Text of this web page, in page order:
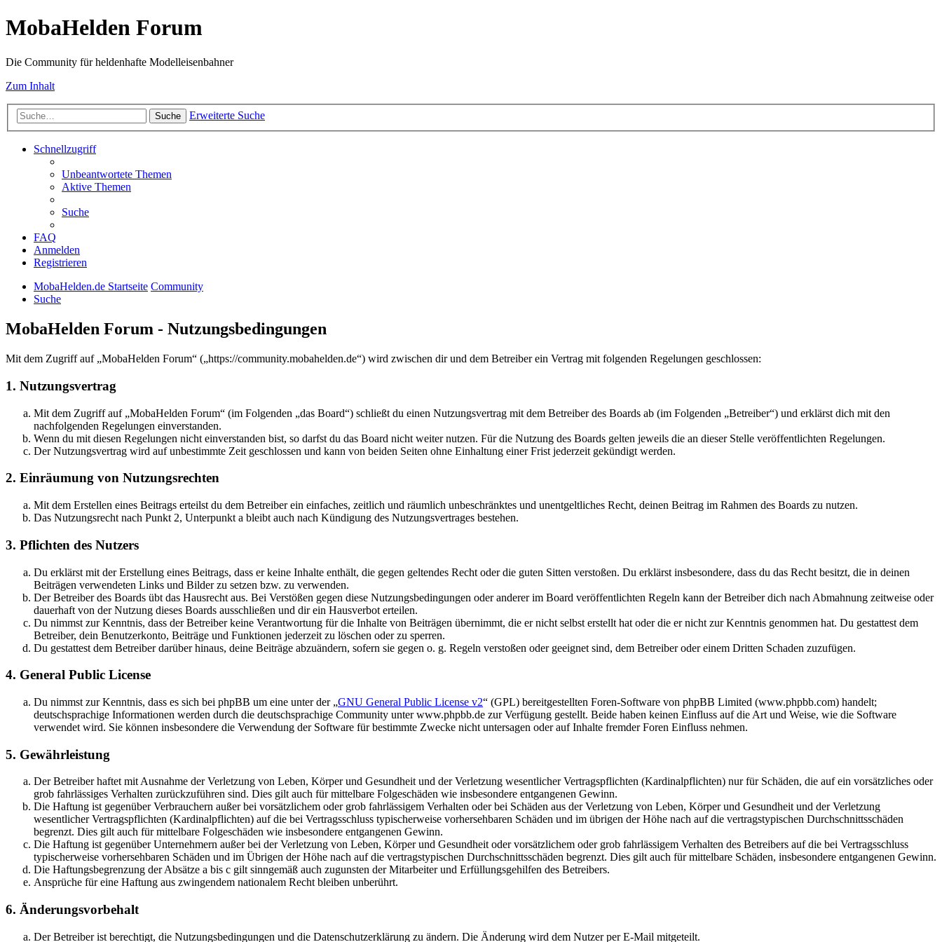
MobaHelden Forum
Die Community für heldenhafte Modelleisenbahner
Zum Inhalt
Suche Erweiterte Suche
Schnellzugriff
Unbeantwortete Themen
Aktive Themen
Suche
FAQ
Anmelden
Registrieren
MobaHelden.de Startseite Community
Suche
MobaHelden Forum - Nutzungsbedingungen
Mit dem Zugriff auf „MobaHelden Forum“ („https://community.mobahelden.de“) wird zwischen dir und dem Betreiber ein Vertrag mit folgenden Regelungen geschlossen:
1. Nutzungsvertrag
Mit dem Zugriff auf „MobaHelden Forum“ (im Folgenden „das Board“) schließt du einen Nutzungsvertrag mit dem Betreiber des Boards ab (im Folgenden „Betreiber“) und erklärst dich mit den
nachfolgenden Regelungen einverstanden.
Wenn du mit diesen Regelungen nicht einverstanden bist, so darfst du das Board nicht weiter nutzen. Für die Nutzung des Boards gelten jeweils die an dieser Stelle veröffentlichten Regelungen.
Der Nutzungsvertrag wird auf unbestimmte Zeit geschlossen und kann von beiden Seiten ohne Einhaltung einer Frist jederzeit gekündigt werden.
2. Einräumung von Nutzungsrechten
Mit dem Erstellen eines Beitrags erteilst du dem Betreiber ein einfaches, zeitlich und räumlich unbeschränktes und unentgeltliches Recht, deinen Beitrag im Rahmen des Boards zu nutzen.
Das Nutzungsrecht nach Punkt 2, Unterpunkt a bleibt auch nach Kündigung des Nutzungsvertrages bestehen.
3. Pflichten des Nutzers
Du erklärst mit der Erstellung eines Beitrags, dass er keine Inhalte enthält, die gegen geltendes Recht oder die guten Sitten verstoßen. Du erklärst insbesondere, dass du das Recht besitzt, die in deinen
Beiträgen verwendeten Links und Bilder zu setzen bzw. zu verwenden.
Der Betreiber des Boards übt das Hausrecht aus. Bei Verstößen gegen diese Nutzungsbedingungen oder anderer im Board veröffentlichten Regeln kann der Betreiber dich nach Abmahnung zeitweise oder
dauerhaft von der Nutzung dieses Boards ausschließen und dir ein Hausverbot erteilen.
Du nimmst zur Kenntnis, dass der Betreiber keine Verantwortung für die Inhalte von Beiträgen übernimmt, die er nicht selbst erstellt hat oder die er nicht zur Kenntnis genommen hat. Du gestattest dem
Betreiber, dein Benutzerkonto, Beiträge und Funktionen jederzeit zu löschen oder zu sperren.
Du gestattest dem Betreiber darüber hinaus, deine Beiträge abzuändern, sofern sie gegen o. g. Regeln verstoßen oder geeignet sind, dem Betreiber oder einem Dritten Schaden zuzufügen.
4. General Public License
Du nimmst zur Kenntnis, dass es sich bei phpBB um eine unter der „GNU General Public License v2“ (GPL) bereitgestellten Foren-Software von phpBB Limited (www.phpbb.com) handelt;
deutschsprachige Informationen werden durch die deutschsprachige Community unter www.phpbb.de zur Verfügung gestellt. Beide haben keinen Einfluss auf die Art und Weise, wie die Software
verwendet wird. Sie können insbesondere die Verwendung der Software für bestimmte Zwecke nicht untersagen oder auf Inhalte fremder Foren Einfluss nehmen.
5. Gewährleistung
Der Betreiber haftet mit Ausnahme der Verletzung von Leben, Körper und Gesundheit und der Verletzung wesentlicher Vertragspflichten (Kardinalpflichten) nur für Schäden, die auf ein vorsätzliches oder
grob fahrlässiges Verhalten zurückzuführen sind. Dies gilt auch für mittelbare Folgeschäden wie insbesondere entgangenen Gewinn.
Die Haftung ist gegenüber Verbrauchern außer bei vorsätzlichem oder grob fahrlässigem Verhalten oder bei Schäden aus der Verletzung von Leben, Körper und Gesundheit und der Verletzung
wesentlicher Vertragspflichten (Kardinalpflichten) auf die bei Vertragsschluss typischerweise vorhersehbaren Schäden und im übrigen der Höhe nach auf die vertragstypischen Durchschnittsschäden
begrenzt. Dies gilt auch für mittelbare Folgeschäden wie insbesondere entgangenen Gewinn.
Die Haftung ist gegenüber Unternehmern außer bei der Verletzung von Leben, Körper und Gesundheit oder vorsätzlichem oder grob fahrlässigem Verhalten des Betreibers auf die bei Vertragsschluss
typischerweise vorhersehbaren Schäden und im Übrigen der Höhe nach auf die vertragstypischen Durchschnittsschäden begrenzt. Dies gilt auch für mittelbare Schäden, insbesondere entgangenen Gewinn.
Die Haftungsbegrenzung der Absätze a bis c gilt sinngemäß auch zugunsten der Mitarbeiter und Erfüllungsgehilfen des Betreibers.
Ansprüche für eine Haftung aus zwingendem nationalem Recht bleiben unberührt.
6. Änderungsvorbehalt
Der Betreiber ist berechtigt, die Nutzungsbedingungen und die Datenschutzerklärung zu ändern. Die Änderung wird dem Nutzer per E-Mail mitgeteilt.